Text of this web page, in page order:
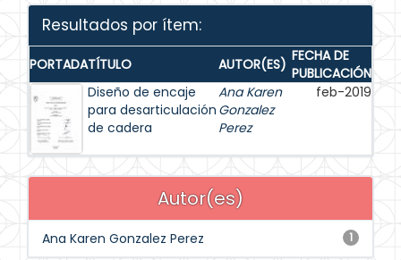
Resultados por ítem:
PORTADATÍTULO AUTOR(ES) FECHA DE
PUBLICACIÓN
Diseño de encaje
para desarticulación
de cadera
Ana Karen
Gonzalez
Perez
feb-2019
Autor(es)
1
Ana Karen Gonzalez Perez